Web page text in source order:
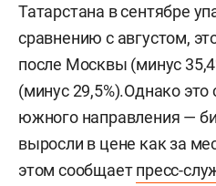
Татарстана в сентябре
сравнению с августом,
после Москвы (минус
(минус 29,5%).Однако
южного направления —
выросли в цене как за
этом сообщаетпресс-